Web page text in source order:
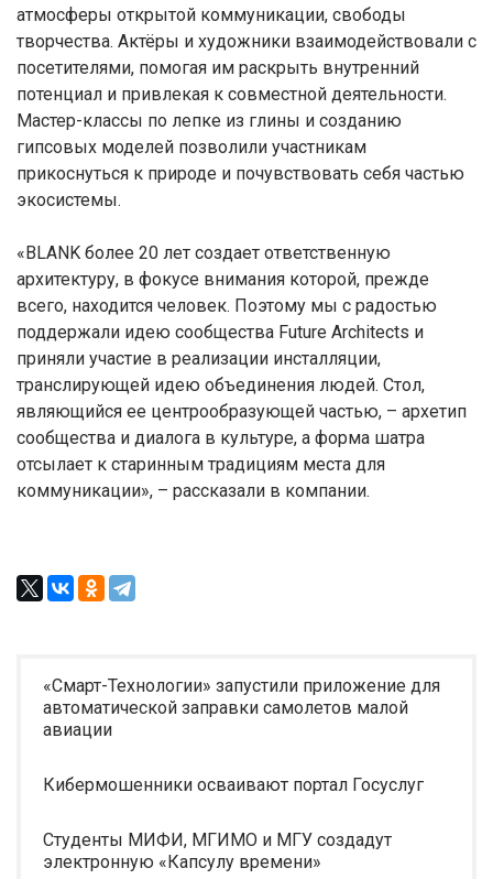
атмосферы открытой коммуникации, свободы
творчества. Актёры и художники взаимодействовали с
посетителями, помогая им раскрыть внутренний
потенциал и привлекая к совместной деятельности.
Мастер-классы по лепке из глины и созданию
гипсовых моделей позволили участникам
прикоснуться к природе и почувствовать себя частью
экосистемы.
«BLANK более 20 лет создает ответственную
архитектуру, в фокусе внимания которой, прежде
всего, находится человек. Поэтому мы с радостью
поддержали идею сообщества Future Architects и
приняли участие в реализации инсталляции,
транслирующей идею объединения людей. Стол,
являющийся ее центрообразующей частью, – архетип
сообщества и диалога в культуре, а форма шатра
отсылает к старинным традициям места для
коммуникации», – рассказали в компании.
«Смарт-Технологии» запустили приложение для
автоматической заправки самолетов малой
авиации
Кибермошенники осваивают портал Госуслуг
Студенты МИФИ, МГИМО и МГУ создадут
электронную «Капсулу времени»